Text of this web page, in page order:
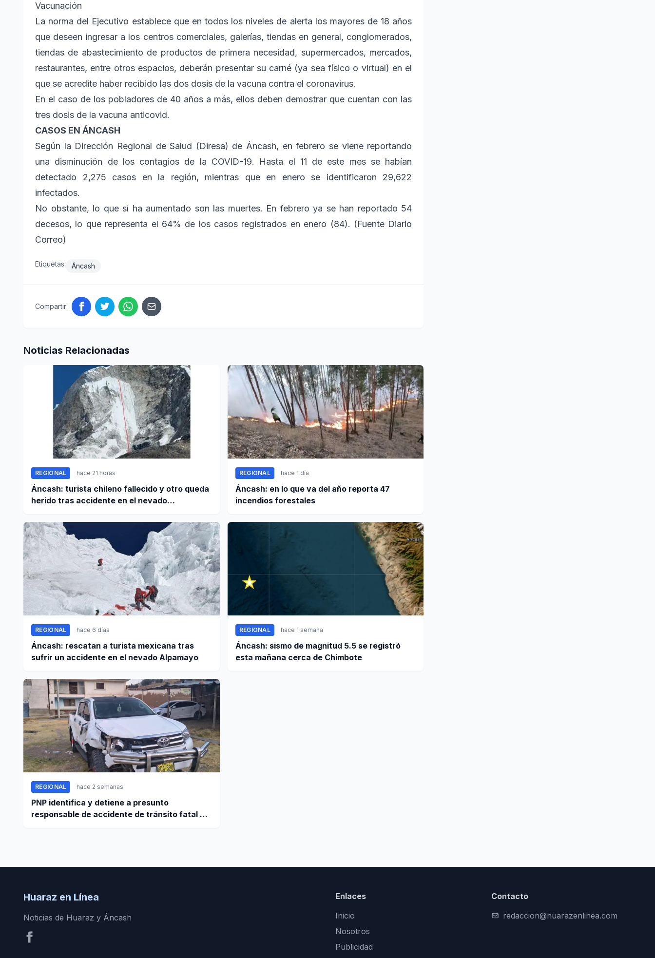
Vacunación
La norma del Ejecutivo establece que en todos los niveles de alerta los mayores de 18 años
que deseen ingresar a los centros comerciales, galerías, tiendas en general, conglomerados,
tiendas de abastecimiento de productos de primera necesidad, supermercados, mercados,
restaurantes, entre otros espacios, deberán presentar su carné (ya sea físico o virtual) en el
que se acredite haber recibido las dos dosis de la vacuna contra el coronavirus.
En el caso de los pobladores de 40 años a más, ellos deben demostrar que cuentan con las
tres dosis de la vacuna anticovid.
CASOS EN ÁNCASH
Según la Dirección Regional de Salud (Diresa) de Áncash, en febrero se viene reportando
una disminución de los contagios de la COVID-19. Hasta el 11 de este mes se habían
detectado 2,275 casos en la región, mientras que en enero se identificaron 29,622
infectados.
No obstante, lo que sí ha aumentado son las muertes. En febrero ya se han reportado 54
decesos, lo que representa el 64% de los casos registrados en enero (84). (Fuente Diario
Correo)
Etiquetas: Áncash
Compartir:
Noticias Relacionadas
REGIONAL hace 21 horas
Áncash: turista chileno fallecido y otro queda
herido tras accidente en el nevado
REGIONAL hace 1 día
Áncash: en lo que va del año reporta 47
incendios forestales
REGIONAL hace 6 días
Áncash: rescatan a turista mexicana tras
sufrir un accidente en el nevado Alpamayo
REGIONAL hace 1 semana
Áncash: sismo de magnitud 5.5 se registró
esta mañana cerca de Chimbote
REGIONAL hace 2 semanas
PNP identifica y detiene a presunto
responsable de accidente de tránsito fatal en
Huaraz en Línea
Noticias de Huaraz y Áncash
Enlaces
Inicio
Nosotros
Publicidad
Contacto
redaccion@huarazenlinea.com